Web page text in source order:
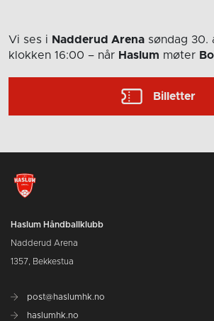
Vi ses i Nadderud Arena søndag 30.
klokken 16:00 – når Haslum møter
Billetter
Haslum Håndballklubb
Nadderud Arena
1357, Bekkestua
post@haslumhk.no
haslumhk.no